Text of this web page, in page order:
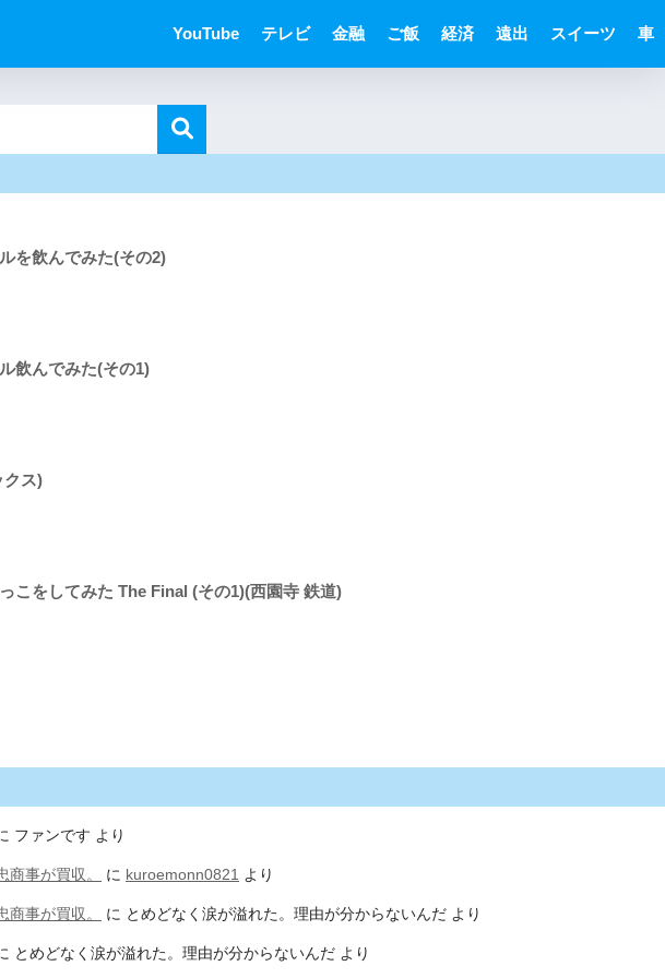
YouTube テレビ 金融 ご飯 経済 遠出 スイーツ 車
を飲んでみた(その2)
飲んでみた(その1)
クス)
こをしてみた The Final (その1)(西園寺 鉄道)
ファンです より
事が買収。 に kuroemonn0821 より
事が買収。 に とめどなく涙が溢れた。理由が分からないんだ より
とめどなく涙が溢れた。理由が分からないんだ より